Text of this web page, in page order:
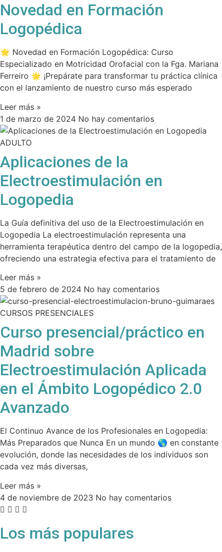
Novedad en Formación
Logopédica
🌟 Novedad en Formación Logopédica: Curso
Especializado en Motricidad Orofacial con la Fga. Mariana
Ferreiro 🌟 ¡Prepárate para transformar tu práctica clínica
con el lanzamiento de nuestro curso más esperado
Leer más »
1 de marzo de 2024 No hay comentarios
ADULTO
Aplicaciones de la
Electroestimulación en
Logopedia
La Guía definitiva del uso de la Electroestimulación en
Logopedia La electroestimulación representa una
herramienta terapéutica dentro del campo de la logopedia,
ofreciendo una estrategia efectiva para el tratamiento de
Leer más »
5 de febrero de 2024 No hay comentarios
CURSOS PRESENCIALES
Curso presencial/práctico en
Madrid sobre
Electroestimulación Aplicada
en el Ámbito Logopédico 2.0
Avanzado
El Continuo Avance de los Profesionales en Logopedia:
Más Preparados que Nunca En un mundo 🌎 en constante
evolución, donde las necesidades de los individuos son
cada vez más diversas,
Leer más »
4 de noviembre de 2023 No hay comentarios
Los más populares